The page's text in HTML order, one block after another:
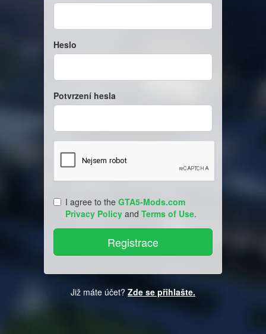
Heslo
Potvrzení hesla
I agree to the GTA5-Mods.com
Privacy Policy and Terms of Use.
Již máte účet? Zde se přihlašte.